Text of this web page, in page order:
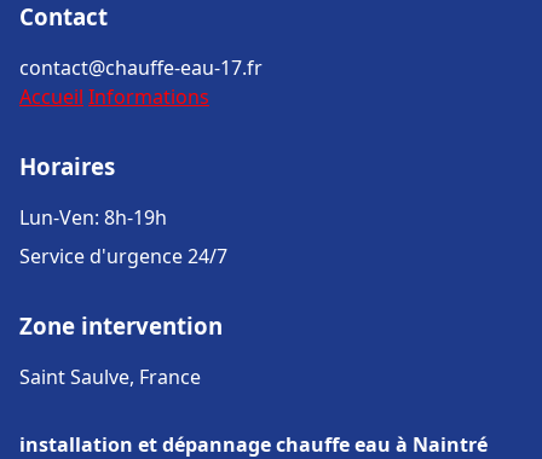
Contact
contact@chauffe-eau-17.fr
Accueil Informations
Horaires
Lun-Ven: 8h-19h
Service d'urgence 24/7
Zone intervention
Saint Saulve, France
installation et dépannage chauffe eau à Naintré